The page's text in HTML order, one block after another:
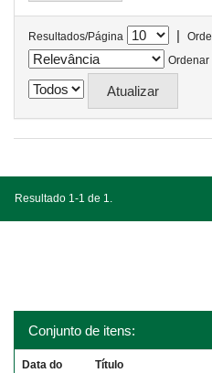
Resultados/Página |
Ordenar
Resultado 1-1 de 1.
Conjunto de itens:
Data do
Título